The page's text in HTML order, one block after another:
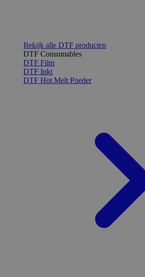
Bekijk alle DTF producten
DTF Consumables
DTF Film
DTF Inkt
DTF Hot Melt Poeder